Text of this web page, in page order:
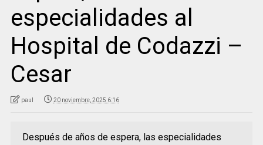
especialidades al
Hospital de Codazzi –
Cesar
paul 20 noviembre, 2025 6:16
Después de años de espera, las especialidades